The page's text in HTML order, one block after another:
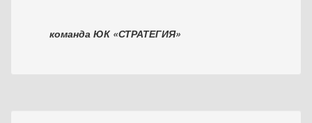
команда ЮК «СТРАТЕГИЯ»